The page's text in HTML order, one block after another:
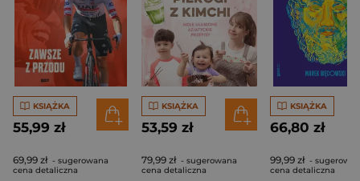
KSIĄŻKA
55,99 zł
69,99 zł - sugerowana
cena detaliczna
KSIĄŻKA
53,59 zł
79,99 zł - sugerowana
cena detaliczna
KSIĄŻKA
66,80 zł
99,99 zł -
cena detaliczna